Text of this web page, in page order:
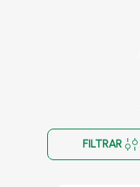
FILTRAR